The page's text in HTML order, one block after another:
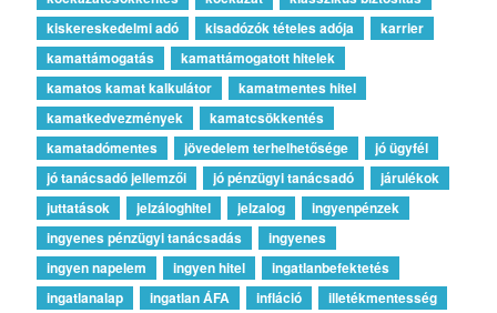
kiskereskedelmi adó
kisadózók tételes adója
karrier
kamattámogatás
kamattámogatott hitelek
kamatos kamat kalkulátor
kamatmentes hitel
kamatkedvezmények
kamatcsökkentés
kamatadómentes
jövedelem terhelhetősége
jó ügyfél
jó tanácsadó jellemzői
jó pénzügyi tanácsadó
járulékok
juttatások
jelzáloghitel jelzalog
ingyenpénzek
ingyenes pénzügyi tanácsadás
ingyenes
ingyen napelem
ingyen hitel
ingatlanbefektetés
ingatlanalap
ingatlan ÁFA infláció
illetékmentesség